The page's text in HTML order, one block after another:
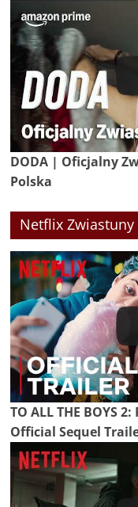
DODA | Oficjalny
Polska
Netflix
TO ALL THE BOYS
Official Sequel